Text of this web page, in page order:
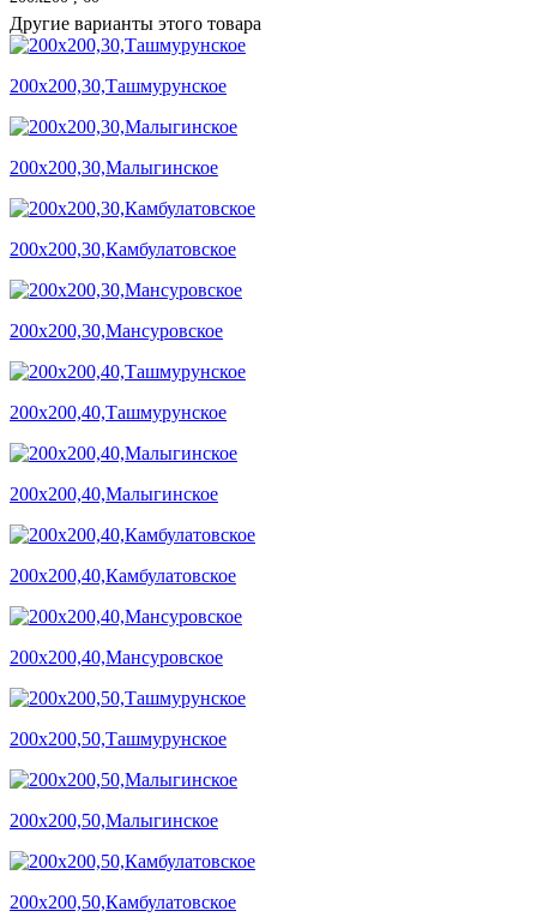
Другие варианты этого товара
200х200,30,Ташмурунское
200х200,30,Малыгинское
200х200,30,Камбулатовское
200х200,30,Мансуровское
200х200,40,Ташмурунское
200х200,40,Малыгинское
200х200,40,Камбулатовское
200х200,40,Мансуровское
200х200,50,Ташмурунское
200х200,50,Малыгинское
200х200,50,Камбулатовское